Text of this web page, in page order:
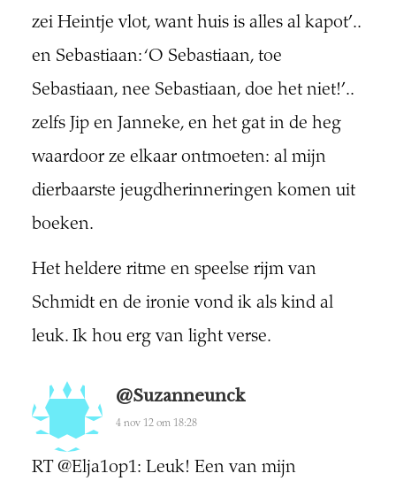
zei Heintje vlot, want huis is alles al kapot’..
en Sebastiaan: ‘O Sebastiaan, toe
Sebastiaan, nee Sebastiaan, doe het niet!’..
zelfs Jip en Janneke, en het gat in de heg
waardoor ze elkaar ontmoeten: al mijn
dierbaarste jeugdherinneringen komen uit
boeken.
Het heldere ritme en speelse rijm van
Schmidt en de ironie vond ik als kind al
leuk. Ik hou erg van light verse.
@suzanneunck
4 nov 12 om 18:28
RT @Elja1op1: Leuk! Een van mijn